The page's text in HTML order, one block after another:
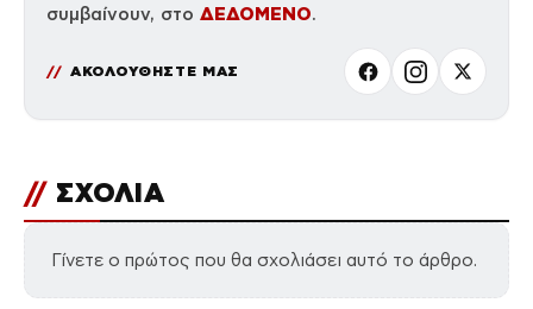
συμβαίνουν, στο ΔΕΔΟΜΕΝΟ.
ΑΚΟΛΟΥΘΗΣΤΕ ΜΑΣ
// ΣΧΟΛΙΑ
Γίνετε ο πρώτος που θα σχολιάσει αυτό το άρθρο.